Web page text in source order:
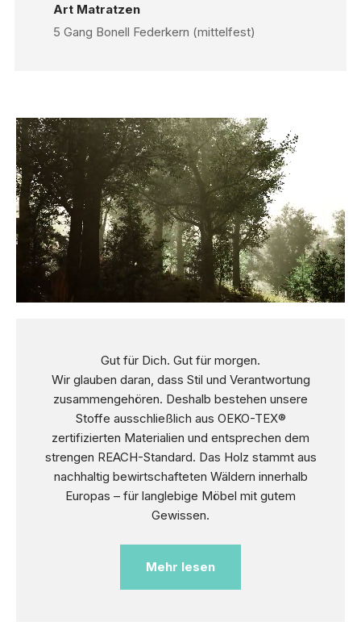
Art Matratzen
5 Gang Bonell Federkern (mittelfest)
Gut für Dich. Gut für morgen.
Wir glauben daran, dass Stil und Verantwortung
zusammengehören. Deshalb bestehen unsere
Stoffe ausschließlich aus OEKO-TEX®
zertifizierten Materialien und entsprechen dem
strengen REACH-Standard. Das Holz stammt aus
nachhaltig bewirtschafteten Wäldern innerhalb
Europas – für langlebige Möbel mit gutem
Gewissen.
Mehr lesen